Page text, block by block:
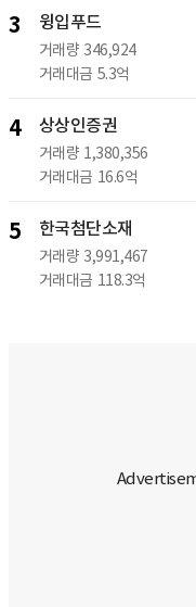
3 윙입푸드
거래량 346,924
거래대금 5.3억
4 상상인증권
거래량 1,380,356
거래대금 16.6억
5 한국첨단소재
거래량 3,991,467
거래대금 118.3억